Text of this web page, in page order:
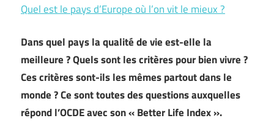
Quel est le pays d’Europe où l’on vit le mieux ?
Dans quel pays la qualité de vie est-elle la
meilleure ? Quels sont les critères pour bien vivre ?
Ces critères sont-ils les mêmes partout dans le
monde ? Ce sont toutes des questions auxquelles
répond l’OCDE avec son « Better Life Index ».